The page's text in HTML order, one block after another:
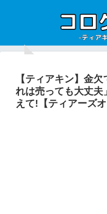
【ティアキン】金
れは売っても大丈夫
えて!【ティアーズ